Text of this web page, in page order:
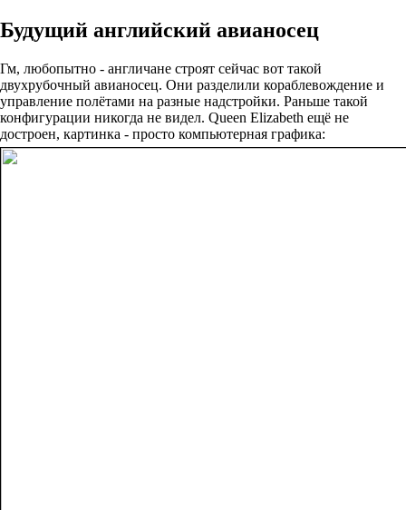
Будущий английский авианосец
Гм, любопытно - англичане строят сейчас вот такой
двухрубочный авианосец. Они разделили кораблевождение и
управление полётами на разные надстройки. Раньше такой
конфигурации никогда не видел. Queen Elizabeth ещё не
достроен, картинка - просто компьютерная графика: